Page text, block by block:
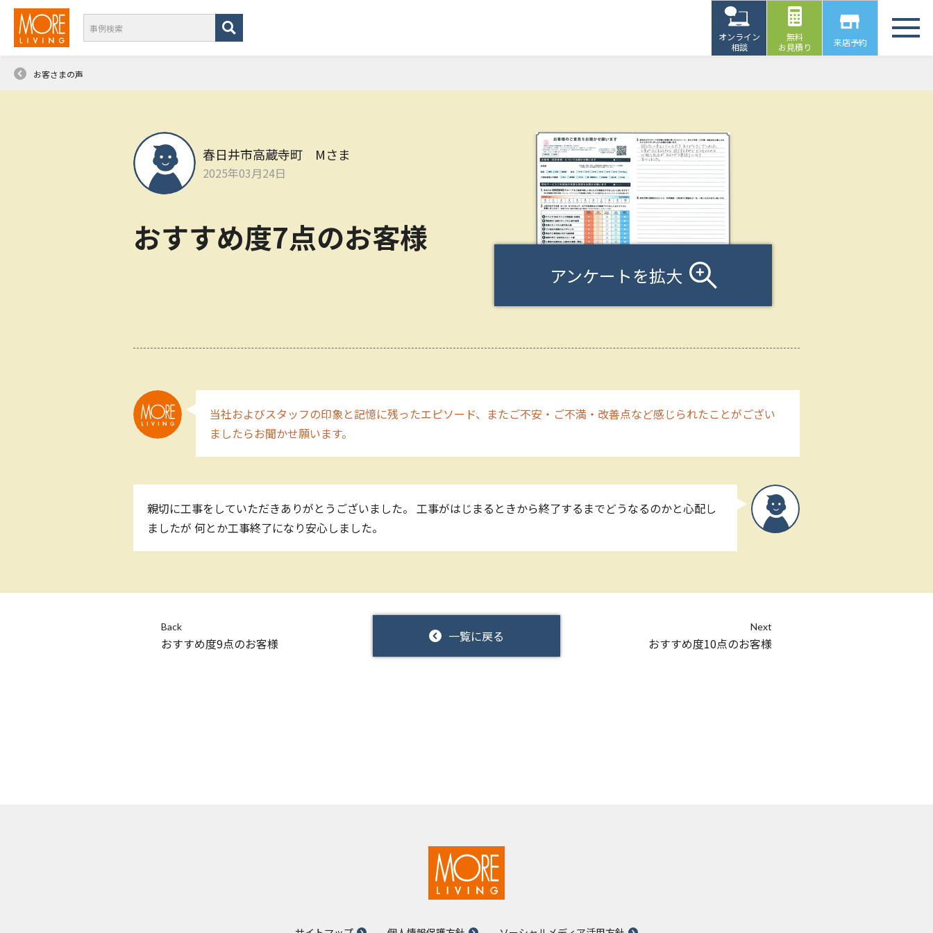
オンライン
相談
無料
お見積り
来店予約
お客さまの声
春日井市高蔵寺町 Mさま
2025年03月24日
おすすめ度7点のお客様
アンケートを拡大
当社およびスタッフの印象と記憶に残ったエピソード、またご不安・ご不満・改善点など感じられたことがござい
ましたらお聞かせ願います。
親切に工事をしていただきありがとうございました。 工事がはじまるときから終了するまでどうなるのかと心配し
ましたが 何とか工事終了になり安心しました。
Back
おすすめ度9点のお客様 一覧に戻る
Next
おすすめ度10点のお客様